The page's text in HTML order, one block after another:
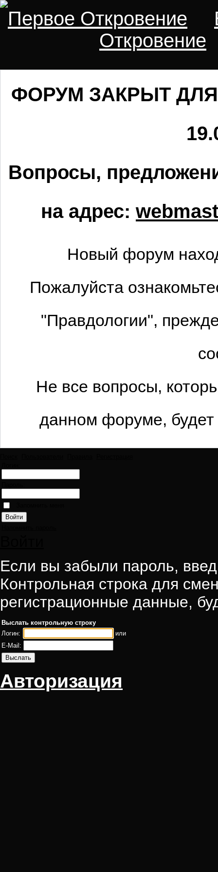
Первое Откровение
Откровение
ФОРУМ ЗАКРЫТ
Вопросы,
на адрес:
Новый форум
Пожалуйста
"Правдологии",
Не все вопросы,
данном форуме,
Если вы забыли пароль,
Контрольная строка для
регистрационные данные,
Выслать контрольную строку
Логин:
или
E-Mail:
Авторизация